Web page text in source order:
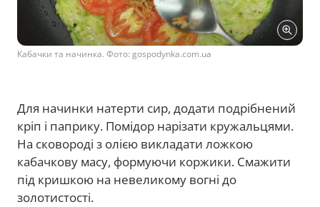
Кабачки та начинка. Фото: gospodynka.com.ua
Для начинки натерти сир, додати подрібнений
кріп і паприку. Помідор нарізати кружальцями.
На сковороді з олією викладати ложкою
кабачкову масу, формуючи коржики. Смажити
під кришкою на невеликому вогні до
золотистості.